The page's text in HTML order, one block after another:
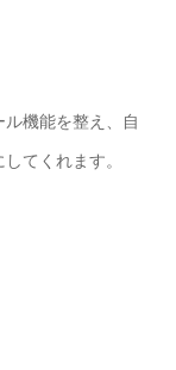
機能を整え、自
てくれます。